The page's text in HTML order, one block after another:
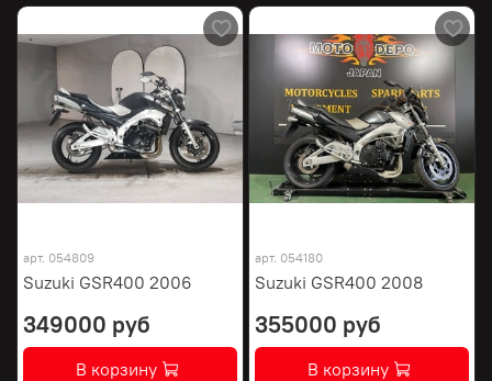
арт. 054809
Suzuki GSR400 2006
349000 руб
В корзину
арт. 054180
Suzuki GSR400 2008
355000 руб
В корзину